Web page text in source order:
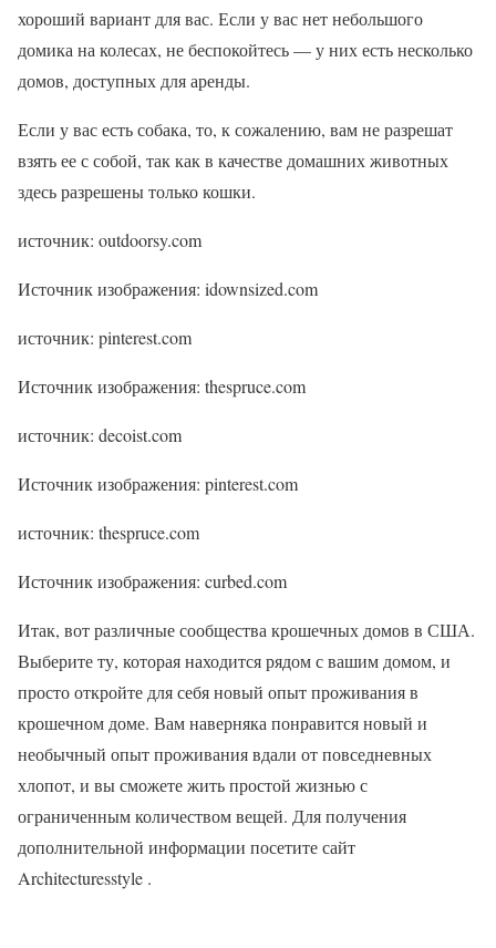
хороший вариант для вас. Если у вас нет небольшого
домика на колесах, не беспокойтесь — у них есть несколько
домов, доступных для аренды.
Если у вас есть собака, то, к сожалению, вам не разрешат
взять ее с собой, так как в качестве домашних животных
здесь разрешены только кошки.
источник: outdoorsy.com
Источник изображения: idownsized.com
источник: pinterest.com
Источник изображения: thespruce.com
источник: decoist.com
Источник изображения: pinterest.com
источник: thespruce.com
Источник изображения: curbed.com
Итак, вот различные сообщества крошечных домов в США.
Выберите ту, которая находится рядом с вашим домом, и
просто откройте для себя новый опыт проживания в
крошечном доме. Вам наверняка понравится новый и
необычный опыт проживания вдали от повседневных
хлопот, и вы сможете жить простой жизнью с
ограниченным количеством вещей. Для получения
дополнительной информации посетите сайт
Architecturesstyle .